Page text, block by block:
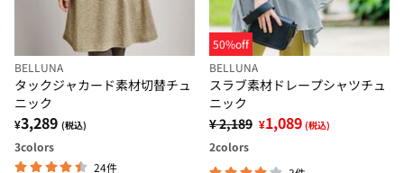
BELLUNA
タックジャカード素材切替チュ
ニック
¥3,289 (税込)
3colors
24件
50%off
BELLUNA
スラブ素材ドレープシャツチュ
ニック
¥ 2,189 ¥1,089 (税込)
2colors